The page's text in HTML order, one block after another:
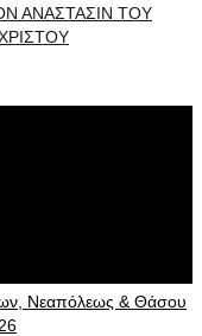
ΑΝΑΣΤΑΣΙΝ ΤΟΥ
Νεαπόλεως & Θάσου